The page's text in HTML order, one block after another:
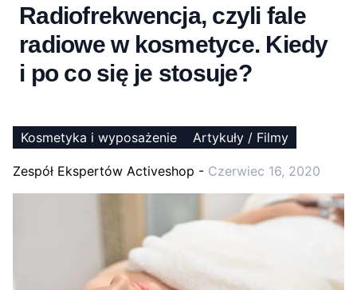
Radiofrekwencja, czyli fale
radiowe w kosmetyce. Kiedy
i po co się je stosuje?
Kosmetyka i wyposażenie Artykuły / Filmy
Zespół Ekspertów Activeshop - Czerwiec 16, 2020